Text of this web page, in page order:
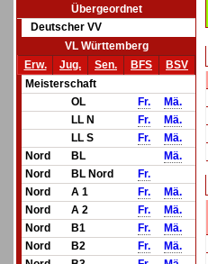
Übergeordnet
Deutscher VV
VL Württemberg
Erw.
Jug. Sen. BFS
BSV
Meisterschaft
OL
Fr.
Mä.
LL N
Fr.
Mä.
LL S
Fr.
Mä.
Nord
BL
Mä.
Nord
BL Nord
Fr.
Nord
A 1 Fr.
Mä.
Nord
A 2 Fr.
Mä.
Nord
B1 Fr.
Mä.
Nord
B2 Fr.
Mä.